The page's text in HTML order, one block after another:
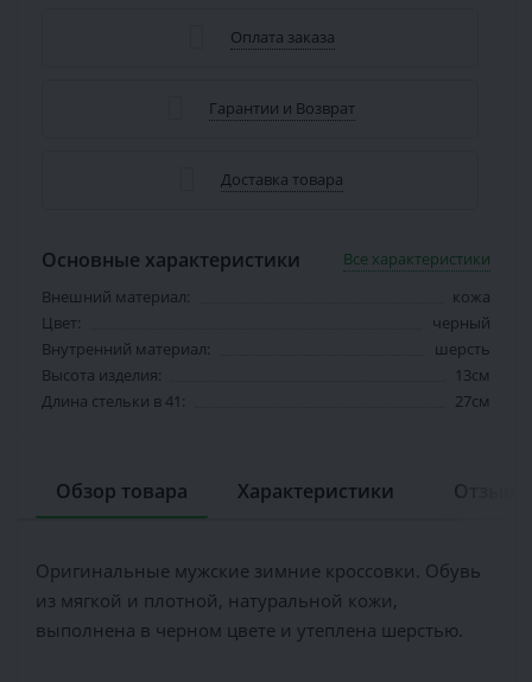
Оплата заказа
Гарантии и Возврат
Доставка товара
Основные характеристики
Все характеристики
Внешний материал:
кожа
Цвет:
черный
Внутренний материал:
шерсть
Высота изделия:
13см
Длина стельки в 41:
27см
Обзор товара Характеристики
Оригинальные мужские зимние кроссовки. Обувь
из мягкой и плотной, натуральной кожи,
выполнена в черном цвете и утеплена шерстью.